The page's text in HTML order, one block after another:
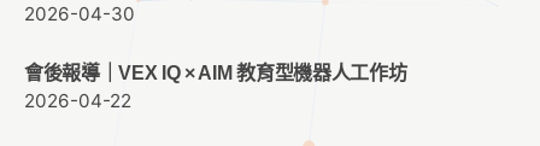
2026-04-30
會後報導｜VEX IQ × AIM 教育型機器人工作坊
2026-04-22